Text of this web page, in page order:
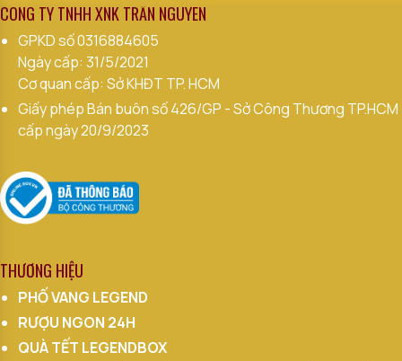
CÔNG TY TNHH XNK TRẦN NGUYÊN
GPKD số0316884605
Ngày cấp: 31/5/2021
Cơ quan cấp: Sở KHĐT TP. HCM
Giấy phép Bán buôn số 426/GP - Sở Công Thương TP.HCM
cấp ngày 20/9/2023
THƯƠNG HIỆU
PHỐ VANG LEGEND
RƯỢU NGON 24H
QUÀ TẾT LEGENDBOX